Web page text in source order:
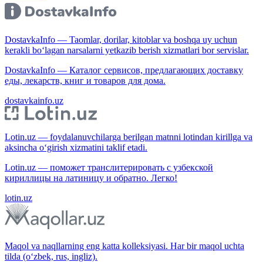
DostavkaInfo — Taomlar, dorilar, kitoblar va boshqa uy uchun
kerakli bo‘lagan narsalarni yetkazib berish xizmatlari bor servislar.
DostavkaInfo — Каталог сервисов, предлагающих доставку
еды, лекарств, книг и товаров для дома.
dostavkainfo.uz
Lotin.uz — foydalanuvchilarga berilgan matnni lotindan kirillga va
aksincha o‘girish xizmatini taklif etadi.
Lotin.uz — поможет транслитерировать с узбекской
кириллицы на латиницу и обратно. Легко!
lotin.uz
Maqol va naqllarning eng katta kolleksiyasi. Har bir maqol uchta
tilda (o‘zbek, rus, ingliz).